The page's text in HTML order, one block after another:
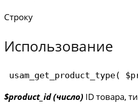
Строку
Использование
usam_get_product_type(
$product_id (число) ID товара,